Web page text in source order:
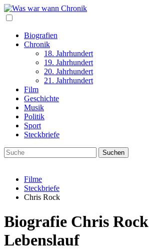
Biografien
Chronik
18. Jahrhundert
19. Jahrhundert
20. Jahrhundert
21. Jahrhundert
Film
Geschichte
Musik
Politik
Sport
Steckbriefe
Filme
Steckbriefe
Chris Rock
Biografie Chris Rock
Lebenslauf